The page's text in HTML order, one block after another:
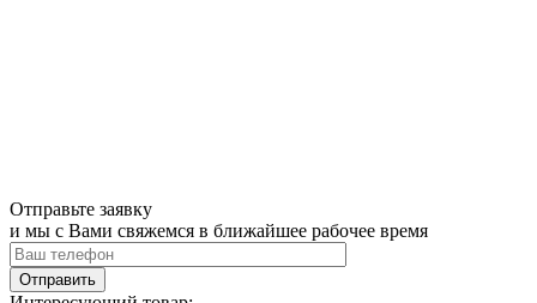
Отправьте заявку
и мы с Вами свяжемся в ближайшее рабочее время